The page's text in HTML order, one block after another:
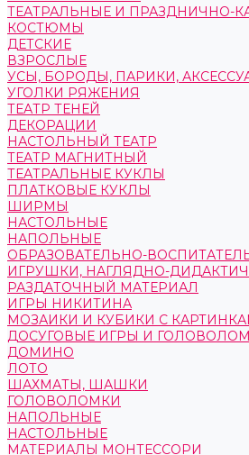
ТЕАТРАЛЬНЫЕ И ПРАЗДНИЧНО-
КОСТЮМЫ
ДЕТСКИЕ
ВЗРОСЛЫЕ
УСЫ, БОРОДЫ, ПАРИКИ,
УГОЛКИ РЯЖЕНИЯ
ТЕАТР ТЕНЕЙ
ДЕКОРАЦИИ
НАСТОЛЬНЫЙ ТЕАТР
ТЕАТР МАГНИТНЫЙ
ТЕАТРАЛЬНЫЕ КУКЛЫ
ПЛАТКОВЫЕ КУКЛЫ
ШИРМЫ
НАСТОЛЬНЫЕ
НАПОЛЬНЫЕ
ОБРАЗОВАТЕЛЬНО-
ИГРУШКИ, НАГЛЯДНО-
РАЗДАТОЧНЫЙ МАТЕРИАЛ
ИГРЫ НИКИТИНА
МОЗАИКИ И КУБИКИ С
ДОСУГОВЫЕ ИГРЫ И
ДОМИНО
ЛОТО
ШАХМАТЫ, ШАШКИ
ГОЛОВОЛОМКИ
НАПОЛЬНЫЕ
НАСТОЛЬНЫЕ
МАТЕРИАЛЫ МОНТЕССОРИ